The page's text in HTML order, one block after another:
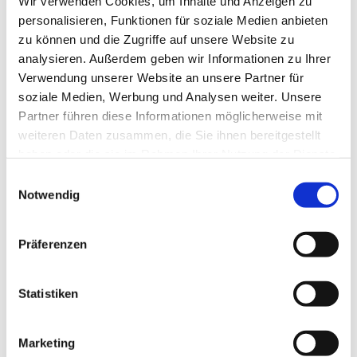
personalisieren, Funktionen für soziale Medien anbieten
zu können und die Zugriffe auf unsere Website zu
analysieren. Außerdem geben wir Informationen zu Ihrer
Verwendung unserer Website an unsere Partner für
soziale Medien, Werbung und Analysen weiter. Unsere
Partner führen diese Informationen möglicherweise mit
weiteren Daten zusammen, die Sie ihnen bereitgestellt
Notwendig
Präferenzen
Statistiken
Marketing